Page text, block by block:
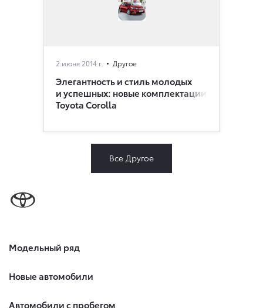
2 июня 2014 г. Другое
Элегантность и стиль молодых
и успешных: новые комплектации
Toyota Corolla
Все Другое
Модельный ряд
Новые автомобили
Автомобили с пробегом